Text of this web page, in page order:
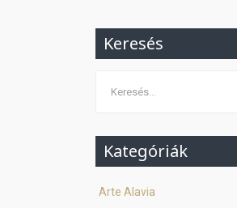
Keresés
Kategóriák
Arte Alavia